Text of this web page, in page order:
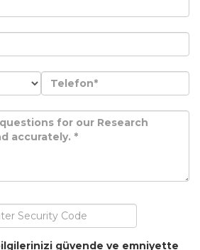
güvende ve emniyette